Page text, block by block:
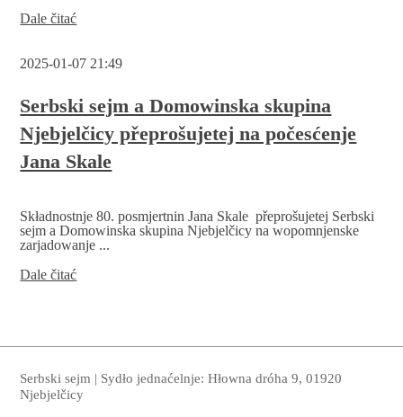
Dale čitaćPočesćenje
2025-01-07 21:49
Serbski sejm a Domowinska skupina
Njebjelčicy přeprošujetej na počesćenje
Jana Skale
Składnostnje 80. posmjertnin Jana Skale přeprošujetej Serbski
sejm a Domowinska skupina Njebjelčicy na wopomnjenske
zarjadowanje ...
Dale čitaćSerbski
přeprošujetej
na
počesćenje
Serbski sejm | Sydło jednaćelnje: Hłowna dróha 9, 01920
Njebjelčicy